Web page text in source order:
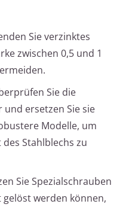
Sie verzinktes
zwischen 0,5 und 1
Sie die
ersetzen Sie sie
Modelle, um
Stahlblechs zu
Sie Spezialschrauben
werden können,